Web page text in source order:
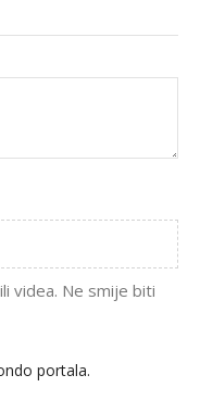
videa. Ne smije biti
portala.